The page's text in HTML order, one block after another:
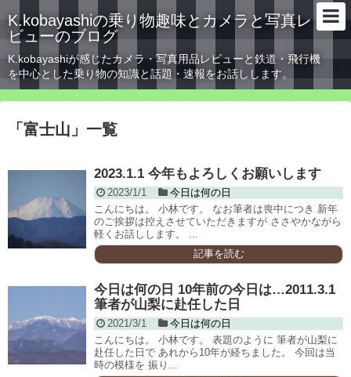
K.kobayashiの乗り物趣味とカメラと写真レ
ビューのブログ
K.kobayashiが感じたカメラ・写真用品レビューと鉄道・飛行機
を中心とした乗り物の知識と話題・速報をお話しします。
「 富士山 」 一覧
2023.1.1 今年もよろしくお願いします
2023/1/1
今日は何の日
こんにちは。 小林です。 なお筆者は喪中につき 新年
のご挨拶は控えさせていただきますが ささやかながら
軽くお話しします。 ...
記事を読む
今日は何の日 10年前の今日は…2011.3.1
筆者が山梨に赴任した日
2021/3/1
今日は何の日
こんにちは。 小林です。 表題のように 筆者が山梨に
赴任した日で あれから10年が経ちました。 今回は当
時の模様を 振り...